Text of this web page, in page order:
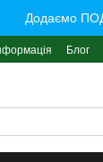
Додаємо
Блог